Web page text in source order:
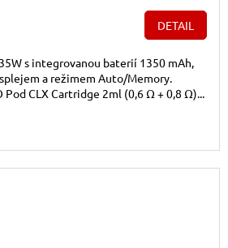
DETAIL
s integrovanou baterií 1350 mAh,
a režimem Auto/Memory.
Pod CLX Cartridge 2ml (0,6 Ω + 0,8 Ω)...